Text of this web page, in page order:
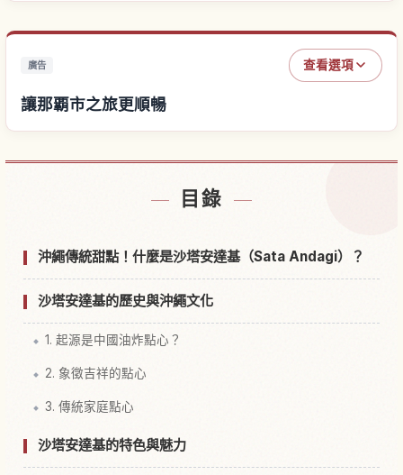
廣告 查看選項
讓那覇市之旅更順暢
目錄
沖繩傳統甜點！什麼是沙塔安達基（Sata Andagi）？
沙塔安達基的歷史與沖繩文化
1. 起源是中國油炸點心？
2. 象徵吉祥的點心
3. 傳統家庭點心
沙塔安達基的特色與魅力